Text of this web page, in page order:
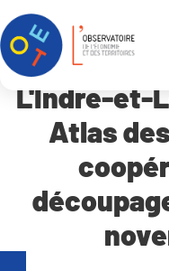
Accueil
L’Indre-et-Loire à
L'Indre-et-
Atlas